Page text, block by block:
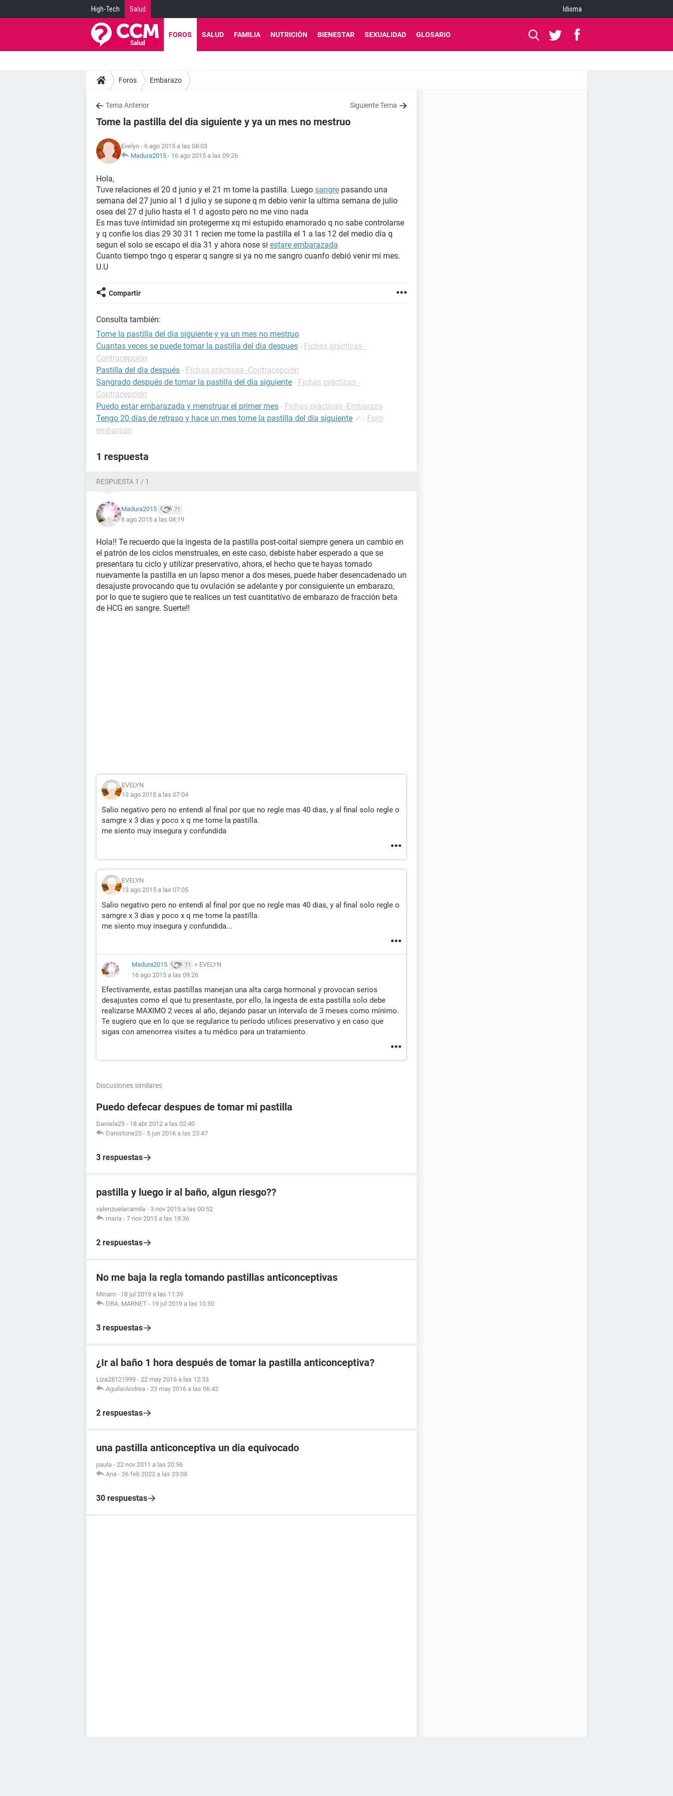
High-Tech Salud Idioma
FOROS SALUD FAMILIA NUTRICIÓN BIENESTAR SEXUALIDAD GLOSARIO
Foros Embarazo
Tema Anterior Siguiente Tema
Tome la pastilla del dia siguiente y ya un mes no mestruo
Evelyn - 6 ago 2015 a las 08:03
Madura2015 - 16 ago 2015 a las 09:26
Hola,
Tuve relaciones el 20 d junio y el 21 m tome la pastilla. Luego sangre pasando una
semana del 27 junio al 1 d julio y se supone q m debio venir la ultima semana de julio
osea del 27 d julio hasta el 1 d agosto pero no me vino nada
Es mas tuve intimidad sin protegerme xq mi estupido enamorado q no sabe controlarse
y q confie los dias 29 30 31 1 recien me tome la pastilla el 1 a las 12 del medio día q
segun el solo se escapo el dia 31 y ahora nose si estare embarazada
Cuanto tiempo tngo q esperar q sangre si ya no me sangro cuanfo debió venir mi mes.
U.U
Compartir
Consulta también:
Tome la pastilla del dia siguiente y ya un mes no mestruo
Cuantas veces se puede tomar la pastilla del dia despues - Fichas prácticas -
Contracepción
Pastilla del dia después - Fichas prácticas -Contracepción
Sangrado después de tomar la pastilla del día siguiente - Fichas prácticas -
Contracepción
Puedo estar embarazada y menstruar el primer mes - Fichas prácticas -Embarazo
Tengo 20 días de retraso y hace un mes tome la pastilla del día siguiente ✓ - Foro
embarazo
1 respuesta
RESPUESTA 1 / 1
Madura2015 71
6 ago 2015 a las 08:19
Hola!! Te recuerdo que la ingesta de la pastilla post-coital siempre genera un cambio en
el patrón de los ciclos menstruales, en este caso, debiste haber esperado a que se
presentara tu ciclo y utilizar preservativo, ahora, el hecho que te hayas tomado
nuevamente la pastilla en un lapso menor a dos meses, puede haber desencadenado un
desajuste provocando que tu ovulación se adelante y por consiguiente un embarazo,
por lo que te sugiero que te realices un test cuantitativo de embarazo de fracción beta
de HCG en sangre. Suerte!!
EVELYN
13 ago 2015 a las 07:04
Salio negativo pero no entendi al final por que no regle mas 40 dias, y al final solo regle o
samgre x 3 dias y poco x q me tome la pastilla.
me siento muy insegura y confundida
EVELYN
13 ago 2015 a las 07:05
Salio negativo pero no entendi al final por que no regle mas 40 dias, y al final solo regle o
samgre x 3 dias y poco x q me tome la pastilla.
me siento muy insegura y confundida...
Madura2015 71 > EVELYN
16 ago 2015 a las 09:26
Efectivamente, estas pastillas manejan una alta carga hormonal y provocan serios
desajustes como el que tu presentaste, por ello, la ingesta de esta pastilla solo debe
realizarse MAXIMO 2 veces al año, dejando pasar un intervalo de 3 meses como mínimo.
Te sugiero que en lo que se regularice tu período utilices preservativo y en caso que
sigas con amenorrea visites a tu médico para un tratamiento.
Discusiones similares
Puedo defecar despues de tomar mi pastilla
Daniela25 - 18 abr 2012 a las 02:40
Danistone25 - 5 jun 2016 a las 23:47
3 respuestas
pastilla y luego ir al baño, algun riesgo??
valenzuelacamila - 3 nov 2015 a las 00:52
maria - 7 nov 2015 a las 18:36
2 respuestas
No me baja la regla tomando pastillas anticonceptivas
Miriam - 18 jul 2019 a las 11:39
DRA. MARNET - 19 jul 2019 a las 10:50
3 respuestas
¿Ir al baño 1 hora después de tomar la pastilla anticonceptiva?
Liza28121999 - 22 may 2016 a las 12:33
AguilarAndrea - 23 may 2016 a las 06:42
2 respuestas
una pastilla anticonceptiva un dia equivocado
paula - 22 nov 2011 a las 20:56
Ana - 26 feb 2022 a las 23:08
30 respuestas